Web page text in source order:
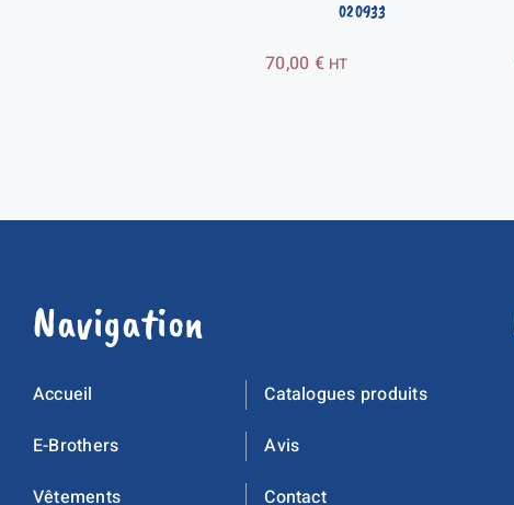
020933
70,00 € HT
Navigation
Accueil
E-Brothers
Vêtements
Catalogues produits
Avis
Contact